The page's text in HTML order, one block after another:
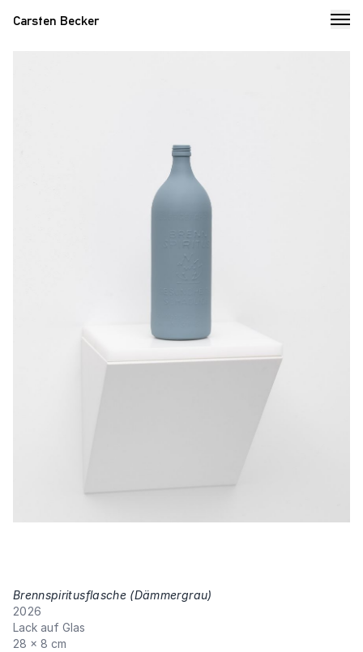
Carsten Becker
Brennspiritusflasche (Dämmergrau)
2026
Lack auf Glas
28 × 8 cm